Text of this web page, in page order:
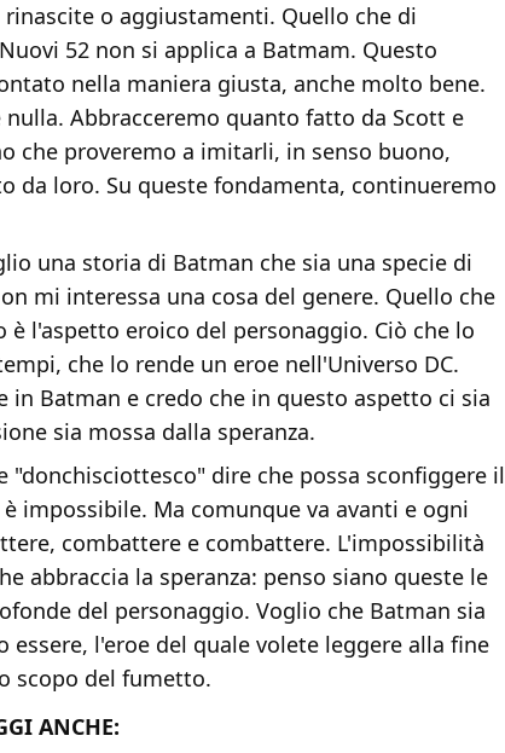
o aggiustamenti. Quello che di
52 non si applica a Batmam. Questo
nella maniera giusta, anche molto bene.
Abbracceremo quanto fatto da Scott e
che proveremo a imitarli, in senso buono,
da loro. Su queste fondamenta, continueremo
una storia di Batman che sia una specie di
mi interessa una cosa del genere. Quello che
l'aspetto eroico del personaggio. Ciò che lo
che lo rende un eroe nell'Universo DC.
in Batman e credo che in questo aspetto ci sia
sia mossa dalla speranza.
"donchisciottesco" dire che possa sconfiggere il
impossibile. Ma comunque va avanti e ogni
combattere e combattere. L'impossibilità
abbraccia la speranza: penso siano queste le
del personaggio. Voglio che Batman sia
essere, l'eroe del quale volete leggere alla fine
scopo del fumetto.
ANCHE: